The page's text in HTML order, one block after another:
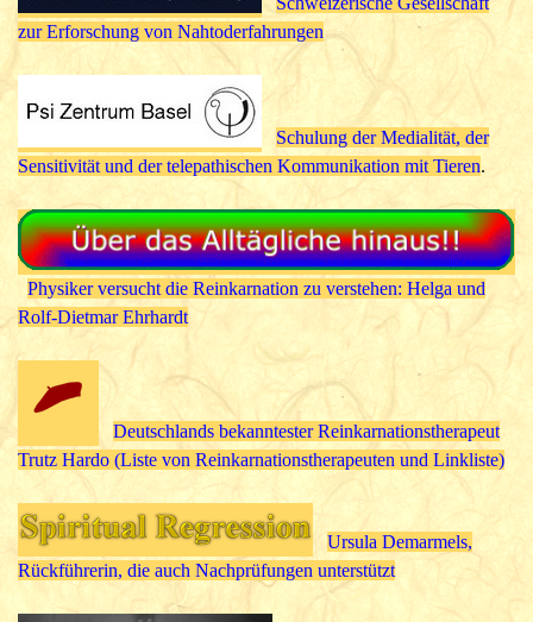
zur Erforschung von Nahtoderfahrungen
Schulung der Medialität, der
Sensitivität und der telepathischen Kommunikation mit Tieren.
Physiker versucht die Reinkarnation zu verstehen: Helga und
Rolf-Dietmar Ehrhardt
Deutschlands bekanntester Reinkarnationstherapeut
Trutz Hardo (Liste von Reinkarnationstherapeuten und Linkliste)
Ursula Demarmels,
Rückführerin, die auch Nachprüfungen unterstützt